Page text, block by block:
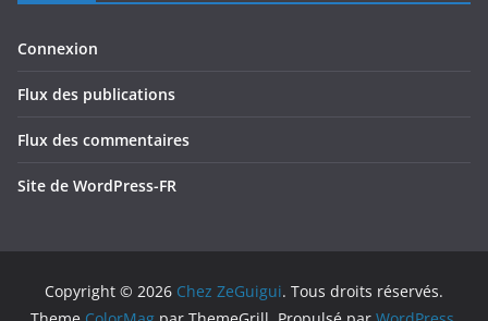
Connexion
Flux des publications
Flux des commentaires
Site de WordPress-FR
Copyright © 2026 Chez ZeGuigui. Tous droits réservés.